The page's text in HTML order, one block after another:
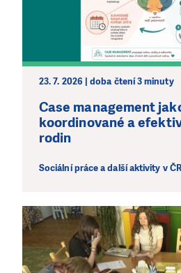
23. 7. 2026 | doba čtení 3 minuty
Case management
koordinované a
rodin
Sociální práce a další aktivity v ČR